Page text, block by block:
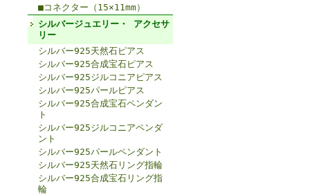
■コネクター（15×11mm）
シルバージュエリー・ アクセサ
リー
シルバー925天然石ピアス
シルバー925合成宝石ピアス
シルバー925ジルコニアピアス
シルバー925パールピアス
シルバー925合成宝石ペンダン
ト
シルバー925ジルコニアペンダ
ント
シルバー925パールペンダント
シルバー925天然石リング指輪
シルバー925合成宝石リング指
輪